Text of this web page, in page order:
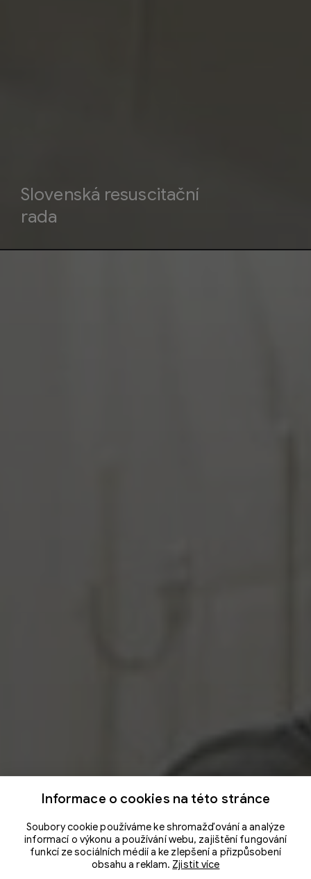
Informace o cookies na této stránce
Soubory cookie používáme ke shromažďování a analýze
informací o výkonu a používání webu, zajištění fungování
funkcí ze sociálních médií a ke zlepšení a přizpůsobení
obsahu a reklam. Zjistit více
Slovenská resuscitační
rada